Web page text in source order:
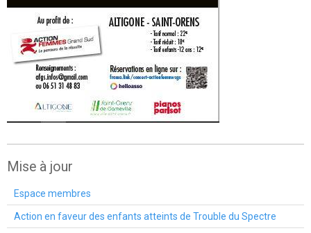
Mise à jour
Espace membres
Action en faveur des enfants atteints de Trouble du Spectre